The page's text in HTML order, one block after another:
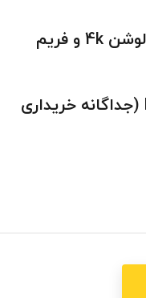
قابلیت اجرای بازی‌ها با رزولوشن 4k و فریم
سازگار با درایو نوری Bluray (جداگانه خریداری